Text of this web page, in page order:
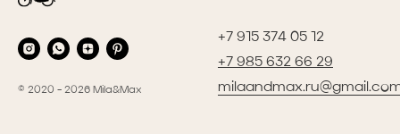
© 2020 - 2026 Mila&Max
+7 915 374 05 12
+7 985 632 66 29